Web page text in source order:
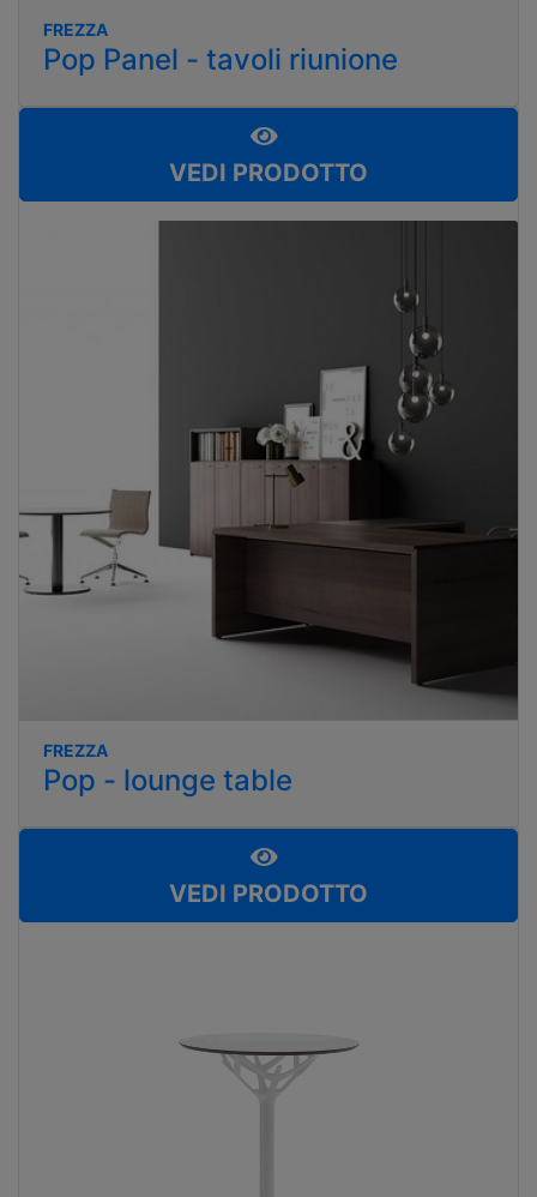
FREZZA
Pop Panel - tavoli riunione
VEDI PRODOTTO
FREZZA
Pop - lounge table
VEDI PRODOTTO